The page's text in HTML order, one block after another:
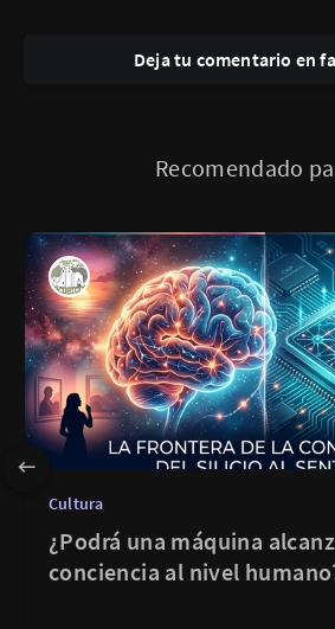
Deja tu comentario en
Recomendado
Cultura
¿Podrá una máquina
conciencia al nivel